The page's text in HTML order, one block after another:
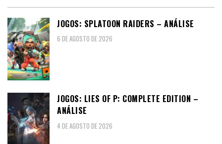
JOGOS: SPLATOON RAIDERS – ANÁLISE
6 DE AGOSTO DE 2026
JOGOS: LIES OF P: COMPLETE EDITION –
ANÁLISE
4 DE AGOSTO DE 2026